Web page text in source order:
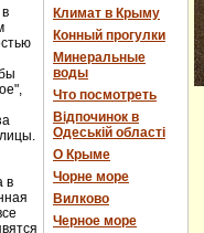
в
Климат в Крыму
Конный прогулки
Минеральные
воды
Что посмотреть
Відпочинок в
Одеській області
О Крыме
Чорне море
Вилково
Черное море